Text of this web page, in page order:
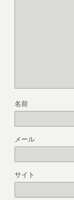
名前
メール
サイト